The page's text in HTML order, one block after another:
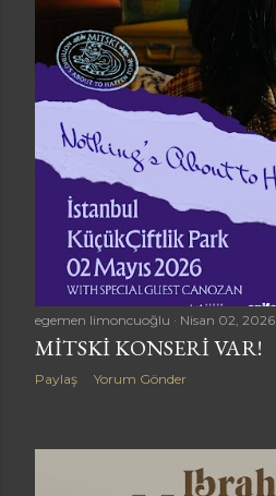
egemen limoncuoğlu Nisan 02, 2026
MITSKI KONSERI VAR!
Paylaş Yorum Gönder